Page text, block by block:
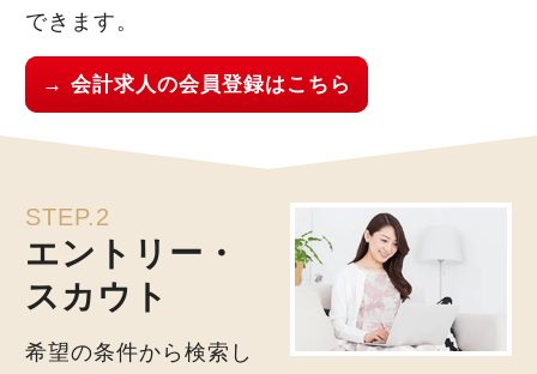
できます。
→ 会計求人の会員登録はこちら
STEP.2
エントリー・
スカウト
希望の条件から検索し